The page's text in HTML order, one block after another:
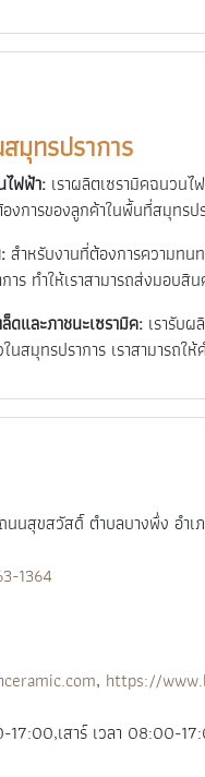
มุทรปราการ
ไฟฟ้า: เราผลิตเซรามิคฉนวน
การของลูกค้าในพื้นที่สมุทรป
สำหรับงานที่ต้องการความทน
าร ทำให้เราสามารถส่งมอบสิ
ดและภาชนะเซรามิค: เรารับ
นสมุทรปราการ เราสามารถ
นสุขสวัสดิ์ ตำบลบางพึ่ง อำเ
1364
, https://
เสาร์ เวลา 08:00-